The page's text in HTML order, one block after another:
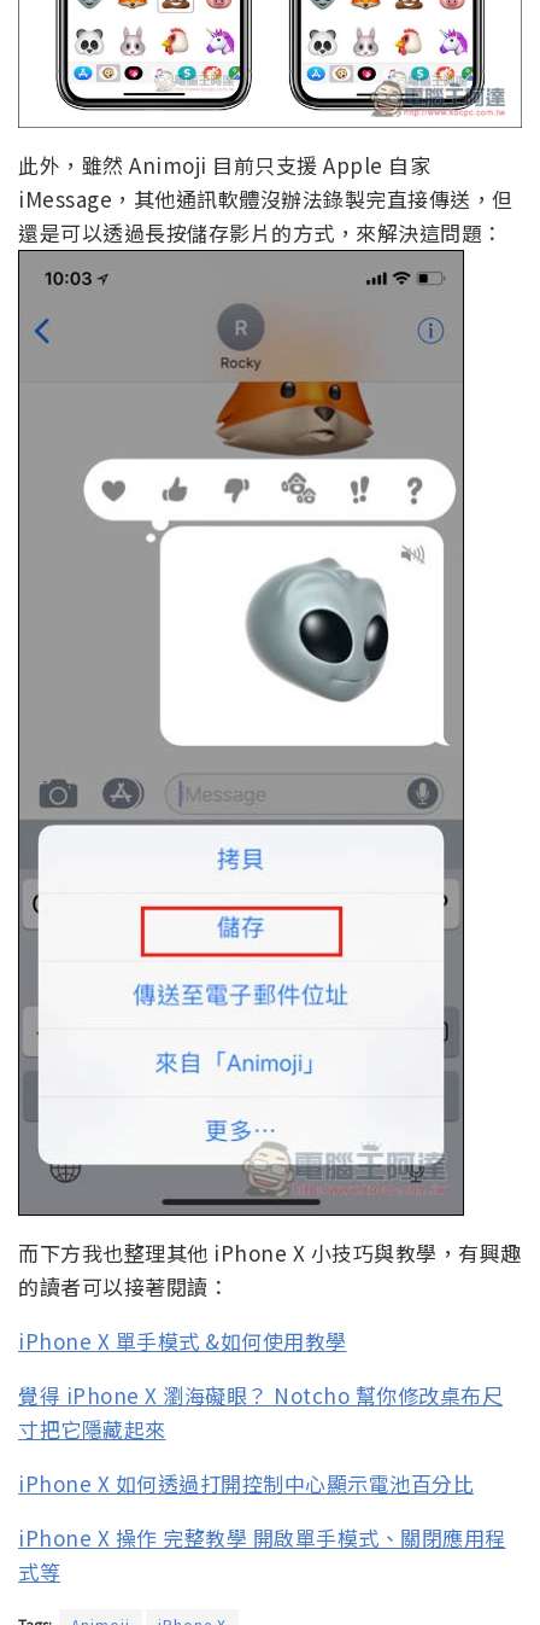
此外，雖然 Animoji 目前只支援 Apple 自家
iMessage，其他通訊軟體沒辦法錄製完直接傳送，但
還是可以透過長按儲存影片的方式，來解決這問題：
而下方我也整理其他 iPhone X 小技巧與教學，有興趣
的讀者可以接著閱讀：
iPhone X 單手模式 &如何使用教學
覺得 iPhone X 瀏海礙眼？ Notcho 幫你修改桌布尺
寸把它隱藏起來
iPhone X 如何透過打開控制中心顯示電池百分比
iPhone X 操作 完整教學 開啟單手模式、關閉應用程
式等